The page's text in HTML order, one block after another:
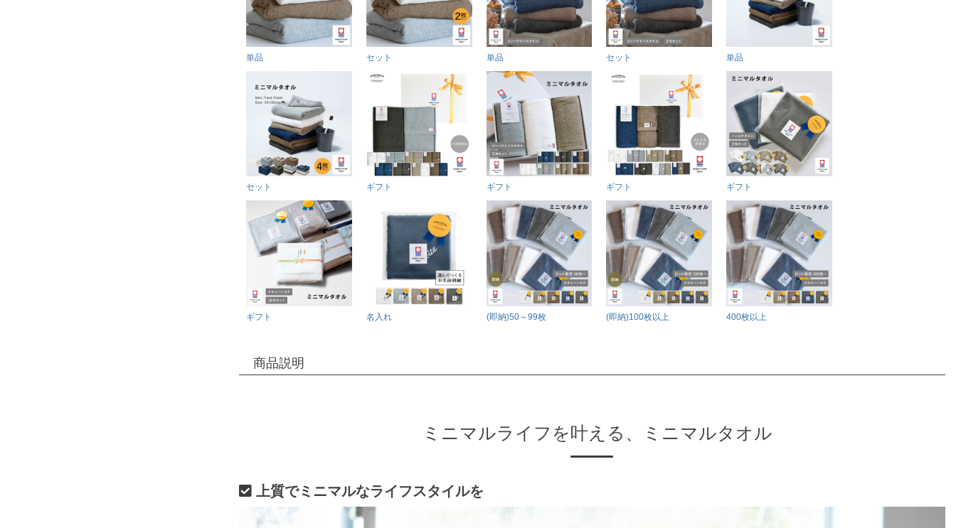
単品 セット 単品 セット 単品
セット ギフト ギフト ギフト ギフト
ギフト 名入れ (即納)50～99枚 (即納)100枚以上 400枚以上
商品説明
ミニマルライフを叶える、ミニマルタオル
上質でミニマルなライフスタイルを